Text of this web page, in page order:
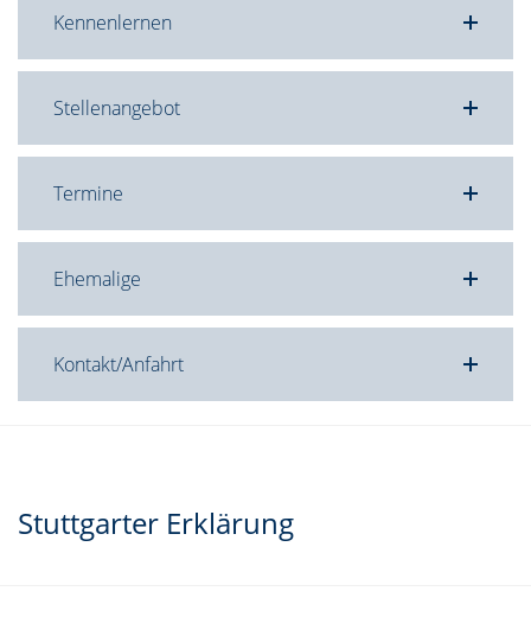
Kennenlernen
Stellenangebot
Termine
Ehemalige
Kontakt/Anfahrt
Stuttgarter Erklärung